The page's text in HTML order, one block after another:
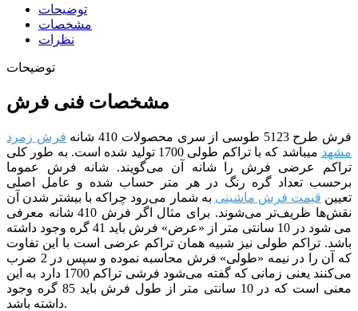
توضیحات
مشخصات
نظرات
توضیحات
مشخصات فنی فرش
فرش طرح 5123 طوسی از سری محصولات 410 شانه
فرش زمرد
مشهد
می­باشد که با تراکم طولی 1700 تولید شده است. به طور کلی
تراکم عرضی فرش را شانه آن می‌گویند. شانه فرش عموما
برحسب تعداد گره رنگ در هر متر حساب شده و عامل اصلی
تعیین قیمت فرش ماشینی به شمار می‌رود چراکه با بیشتر شدن آن
نقش‌ها ظریف‌تر می‌شوند. برای مثال اگر فرش 410 شانه معرفی
می شود در 10 سانتی متر از «عرض» فرش باید 41 گره وجود داشته
باشد. تراکم طولی نیز شبیه همان تراکم عرضی است با این تفاوت
که آن را در نیمه «طولی» فرش محاسبه نموده و سپس در 2 ضرب
می‌کنند یعنی زمانی که گفته می‌شود فرشی تراکم 1700 دارد به این
معنی است که در 10 سانتی متر از طول فرش باید 85 گره وجود
داشته باشد.